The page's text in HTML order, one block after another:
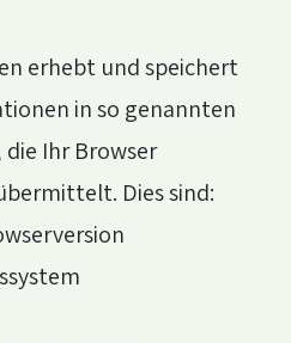
erhebt und speichert
in so genannten
Ihr Browser
Dies sind: